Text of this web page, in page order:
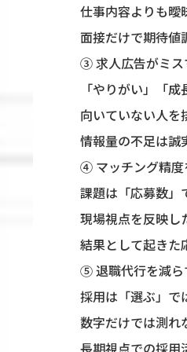
仕事内容よりも曖
面接だけで期待値
③ 求人広告がミス
「やりがい」「
向いていない人を
情報量の不足は誠
④ マッチング精度
課題は「応募数」
現場視点を反映し
結果として起きた
⑤ 退職代行を減ら
採用は「選ぶ」で
数字だけでは測れ
長期視点での採用